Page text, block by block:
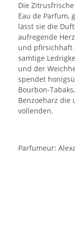
Die
Eau de Parfum,
lässt sie die
aufregende
und pfirsichhaft
samtige
und der
spendet
Bourbon-
Benzoeharz die
vollenden.
Parfumeur: